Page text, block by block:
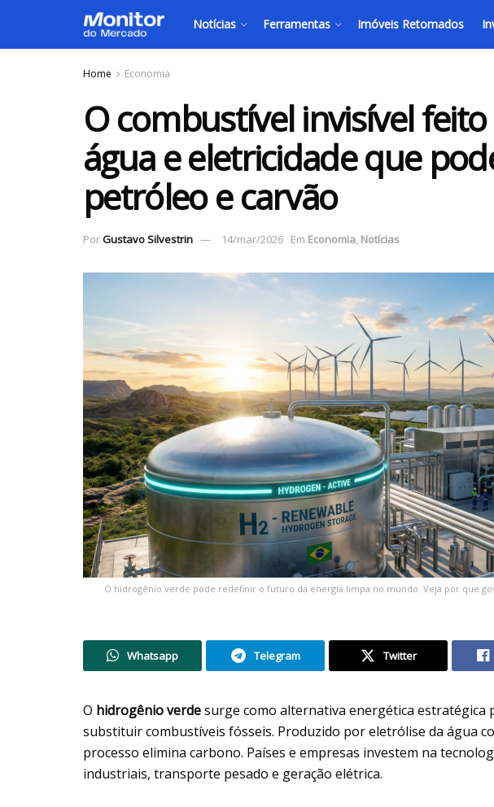
Notícias Ferramentas Imóveis Retomados
Home Economia
O combustível invisível
água e eletricidade que
petróleo e carvão
PorGustavo Silvestrin 14/mar/2026 Em Economia, Notícias
O hidrogênio verde pode redefinir o futuro da energia limpa no mundo. Veja por que
Whatsapp Telegram Twitter
O hidrogênio verdesurge como alternativa energética estratégica
substituir combustíveis fósseis. Produzido por eletrólise da água
processo elimina carbono. Países e empresas investem na
industriais, transporte pesado e geração elétrica.